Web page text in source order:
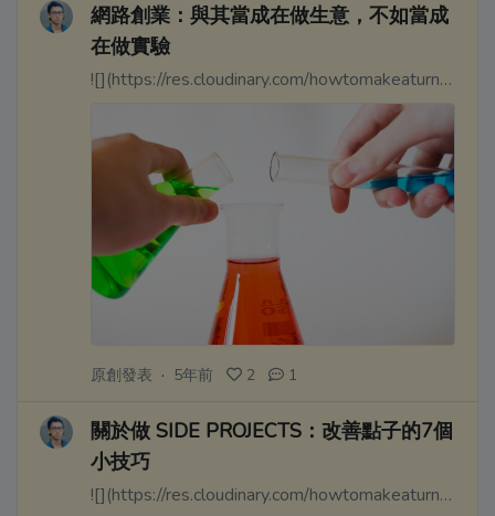
網路創業：與其當成在做生意，不如當成
在做實驗
![](https://res.cloudinary.com/howtomakeaturn/image/upload/v1611714090/ovptltfvqmmkd869tzlp.jpg)
原創發表 · 5年前 2 1
關於做 SIDE PROJECTS：改善點子的7個
小技巧
![](https://res.cloudinary.com/howtomakeaturn/image/upload/v1611713321/jrklrezsyqj7z4llsjml.jpg)